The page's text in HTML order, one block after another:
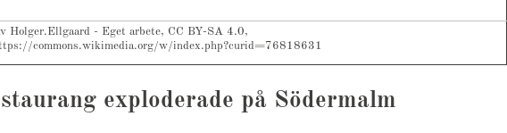
Holger.Ellgaard - Eget arbete, CC BY-SA 4.0,
commons.wikimedia.org/w/index.php?curid=76818631
exploderade på Södermalm